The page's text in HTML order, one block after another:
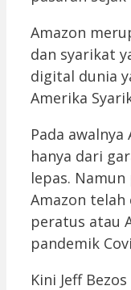
Amazon
dan syarikat
digital dunia
Amerika
Pada
hanya dari
lepas.
Amazon telah
peratus atau
pandemik
Kini Jeff